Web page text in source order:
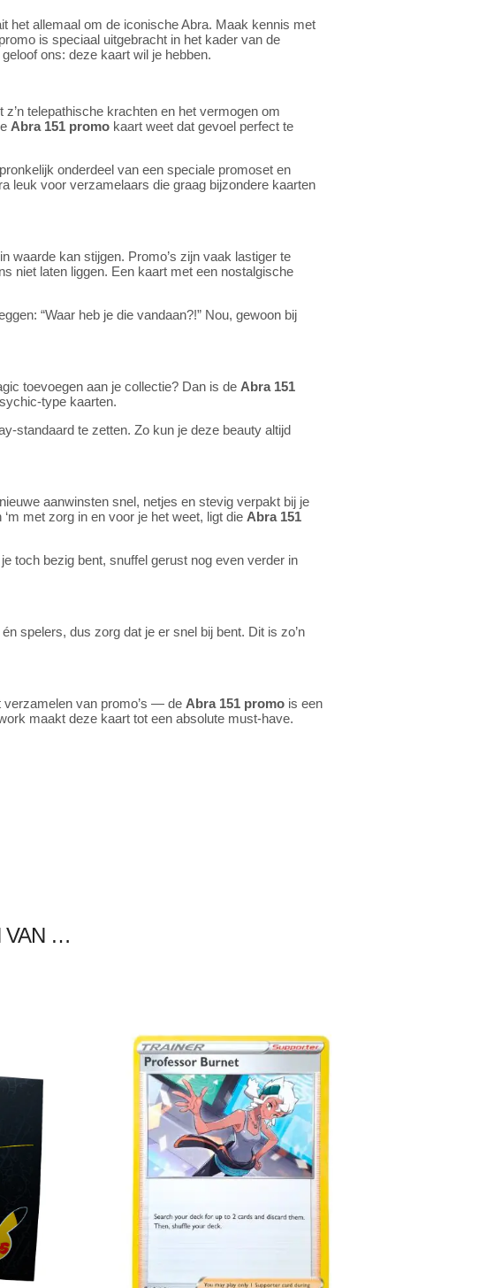
het allemaal om de iconische Abra. Maak kennis met
is speciaal uitgebracht in het kader van de
ons: deze kaart wil je hebben.
telepathische krachten en het vermogen om
Abra 151 promo kaart weet dat gevoel perfect te
onderdeel van een speciale promoset en
leuk voor verzamelaars die graag bijzondere kaarten
waarde kan stijgen. Promo’s zijn vaak lastiger te
niet laten liggen. Een kaart met een nostalgische
“Waar heb je die vandaan?!” Nou, gewoon bij
toevoegen aan je collectie? Dan is de Abra 151
type kaarten.
standaard te zetten. Zo kun je deze beauty altijd
aanwinsten snel, netjes en stevig verpakt bij je
met zorg in en voor je het weet, ligt die Abra 151
toch bezig bent, snuffel gerust nog even verder in
spelers, dus zorg dat je er snel bij bent. Dit is zo’n
verzamelen van promo’s — de Abra 151 promo is een
maakt deze kaart tot een absolute must-have.
VAN …